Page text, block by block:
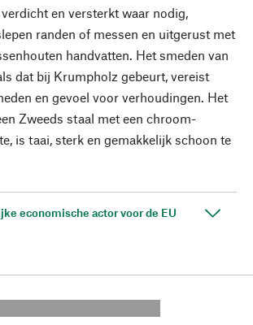
en versterkt waar nodig,
randen of messen en uitgerust met
handvatten. Het smeden van
dat bij Krumpholz gebeurt, vereist
en gevoel voor verhoudingen. Het
Zweeds staal met een chroom-
is taai, sterk en gemakkelijk schoon te
economische actor voor de EU